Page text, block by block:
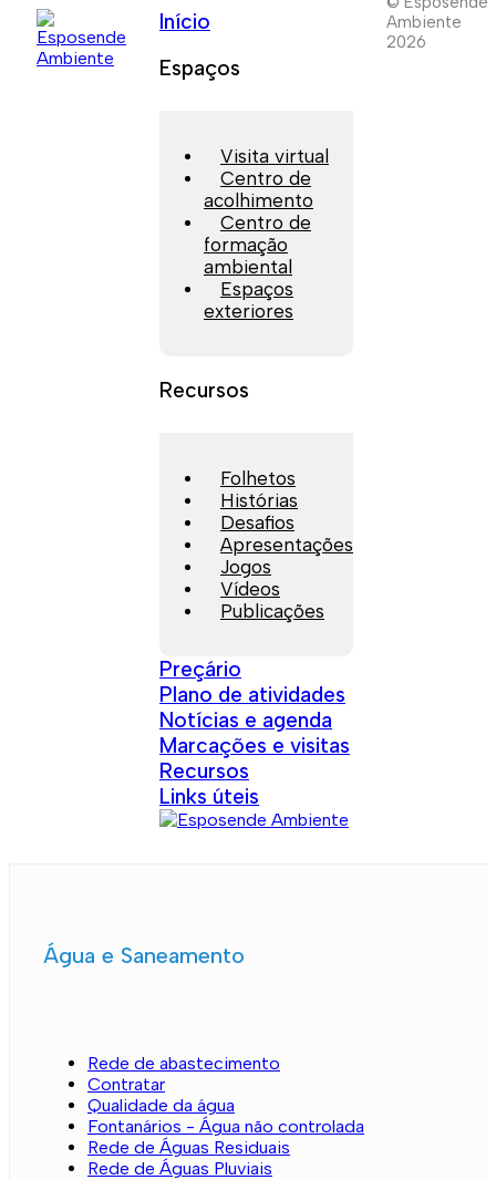
Início
Espaços
Visita virtual
Centro de
acolhimento
Centro de
formação
ambiental
Espaços
exteriores
Recursos
Folhetos
Histórias
Desafios
Apresentações
Jogos
Vídeos
Publicações
Preçário
Plano de atividades
Notícias e agenda
Marcações e visitas
Recursos
Links úteis
Ambiente
2026
Água e Saneamento
Rede de abastecimento
Contratar
Qualidade da água
Fontanários - Água não controlada
Rede de Águas Residuais
Rede de Águas Pluviais